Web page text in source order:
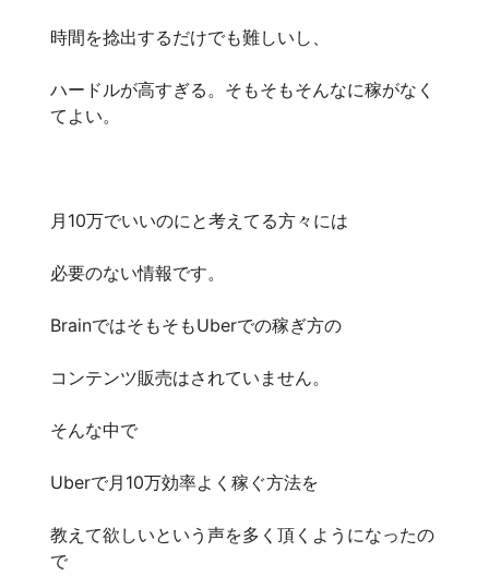
時間を捻出するだけでも難しいし、
ハードルが高すぎる。そもそもそんなに稼がなく
てよい。
月10万でいいのにと考えてる方々には
必要のない情報です。
BrainではそもそもUberでの稼ぎ方の
コンテンツ販売はされていません。
そんな中で
Uberで月10万効率よく稼ぐ方法を
教えて欲しいという声を多く頂くようになったの
で